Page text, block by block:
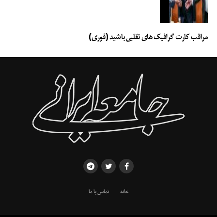
خرید بلیط هواپیما شیراز و هتل شیراز با
رادار۳۶۱
ارزان‌ترین قیمت ممکن است. رادار پس از اینکه کاربر مبدأ، مقصد و تاریخ سفر را
مشخص کرد. فهرستی از پروازهای مسیر با حداقل قیمت ممکن برای هر پرواز و
فهرست فروشندگان مختلف آن را نمایش می‌دهد و می‌توانید به‌راحتی به سایت
مربوطه هدایت شوید؛ بنابراین می توان رادار را یکی از بهترین سامانه‌های تهیه بلیط
هواپیما ارزان دانست. شما می‌توانید ارزان‌ترین بلیط مسیر موردنظر را در روزهای
رادار مرتب‌سازی پروازها بر اساس ارزان‌ترین قیمت، نزدیک‌ترین زمان به زمان کنونی،
کوتاه‌ترین مدت‌زمان پرواز و پیشنهاد رادار و همچنین فیلترکردن پروازها بر اساس
کاربرانش امکان‌پذیر کرده است. با کلیک روی گزینه جزئیات پرواز در زیر هر پرواز
مراقب کارت گرافیک های تقلبی باشید (فوری)
خانه تماس با ما